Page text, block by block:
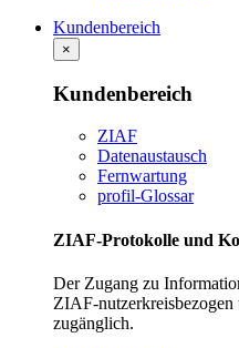
Kundenbereich
×
Kundenbereich
ZIAF
Datenaustausch
Fernwartung
profil-Glossar
ZIAF-Protokolle und
Der Zugang zu
ZIAF-nutzerkreisbezogen
zugänglich.